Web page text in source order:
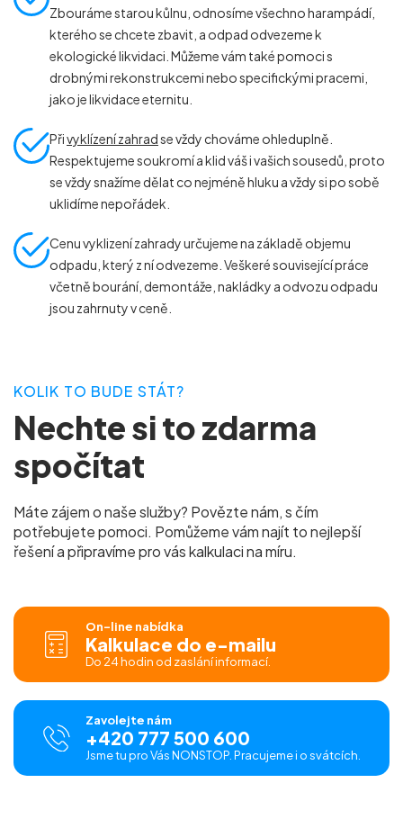
Zbouráme starou kůlnu, odnosíme všechno harampádí,
kterého se chcete zbavit, a odpad odvezeme k
ekologické likvidaci. Můžeme vám také pomoci s
drobnými rekonstrukcemi nebo specifickými pracemi,
jako je likvidace eternitu.
Přivyklízení zahradse vždy chováme ohleduplně.
Respektujeme soukromí a klid váš i vašich sousedů, proto
se vždy snažíme dělat co nejméně hluku a vždy si po sobě
uklidíme nepořádek.
Cenu vyklizení zahrady určujeme na základě objemu
odpadu, který z ní odvezeme. Veškeré související práce
včetně bourání, demontáže, nakládky a odvozu odpadu
jsou zahrnuty v ceně.
KOLIK TO BUDE STÁT?
Nechte si to zdarma
spočítat
Máte zájem o naše služby? Povězte nám, s čím
potřebujete pomoci. Pomůžeme vám najít to nejlepší
řešení a připravíme pro vás kalkulaci na míru.
On-line nabídka
Kalkulace do e-mailu
Do 24 hodin od zaslání informací.
Zavolejte nám
+420 777 500 600
Jsme tu pro Vás NONSTOP. Pracujeme i o svátcích.